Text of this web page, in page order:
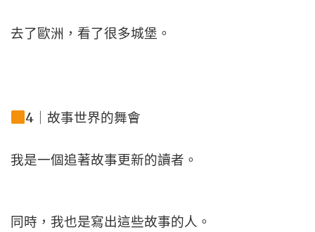
去了歐洲，看了很多城堡。
4｜故事世界的舞會
我是一個追著故事更新的讀者。
同時，我也是寫出這些故事的人。